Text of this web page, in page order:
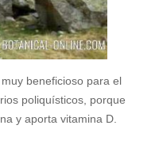
beneficioso para el
poliquísticos, porque
y aporta vitamina D.